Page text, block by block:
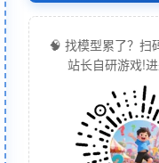
🧠 找模型累了？扫
站长自研游戏!